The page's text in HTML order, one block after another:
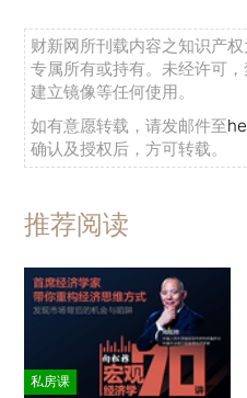
财新网所刊载内容之知识产
专属所有或持有。未经许可
建立镜像等任何使用。
如有意愿转载，请发邮件至
确认及授权后，方可转载。
推荐阅读
私房课